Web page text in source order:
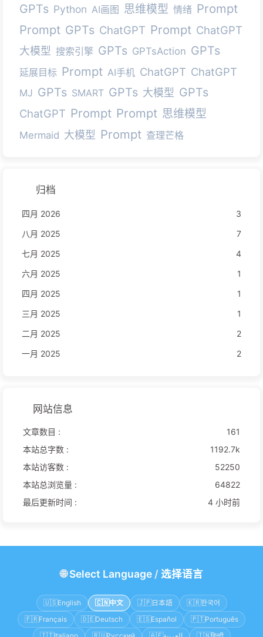
GPTs Python AI画图 思维模型 情绪 Prompt
Prompt GPTs ChatGPT Prompt ChatGPT
大模型 搜索引擎 GPTs GPTsAction GPTs
延展目标 Prompt AI手机 ChatGPT ChatGPT
MJ GPTs SMART GPTs 大模型 GPTs
ChatGPT Prompt Prompt 思维模型
Mermaid 大模型 Prompt 查理芒格
归档
四月 2026
3
八月 2025
7
七月 2025
4
六月 2025
1
四月 2025
1
三月 2025
1
二月 2025
2
一月 2025
2
网站信息
文章数目 :
161
本站总字数 :
1192.7k
本站访客数 :
52250
本站总浏览量 :
64822
最后更新时间 :
4 小时前
🌐Select Language/ 选择语言
🇺🇸English 🇨🇳 中文 🇯🇵日本語 🇰🇷한국어
🇫🇷Français 🇩🇪Deutsch 🇪🇸Español 🇵🇹Português